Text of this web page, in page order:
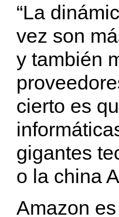
“La
vez son
y también
cierto es
gigantes
o la china
Amazon